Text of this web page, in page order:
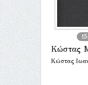
Κώστας
Κώστας